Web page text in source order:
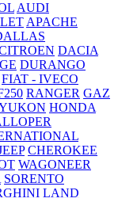
AUDI
APACHE
DACIA
DURANGO
FIAT - IVECO
RANGER GAZ
HONDA
CHEROKEE
WAGONEER
SORENTO
LAND